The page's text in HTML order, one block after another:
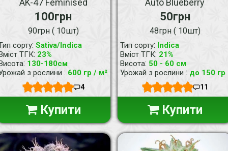
AK-47 Feminised
100грн
90грн ( 10шт)
сорту: Sativa/Indica
ТГК: 23%
: 130-180см
з рослини : 600 гр / м²
4
Купити
Auto Blueberry
50грн
48грн ( 10шт)
Тип сорту: Indica
Вміст ТГК: 21%
Висота: 50 - 60 см
Урожай з рослини : до 150 гр
11
Купити